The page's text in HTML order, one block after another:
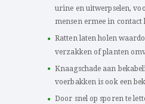
urine en uitwerpselen,
mensen ermee in contact
Ratten laten holen
verzakken of planten
Knaagschade aan
voerbakken is ook een
Door snel op sporen te